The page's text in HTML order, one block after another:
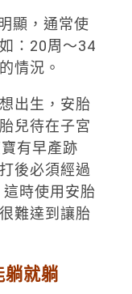
顯，通常使
：20周～34
情況。
出生，安胎
兒待在子宮
有早產跡
後必須經過
時使用安胎
難達到讓胎
躺就躺